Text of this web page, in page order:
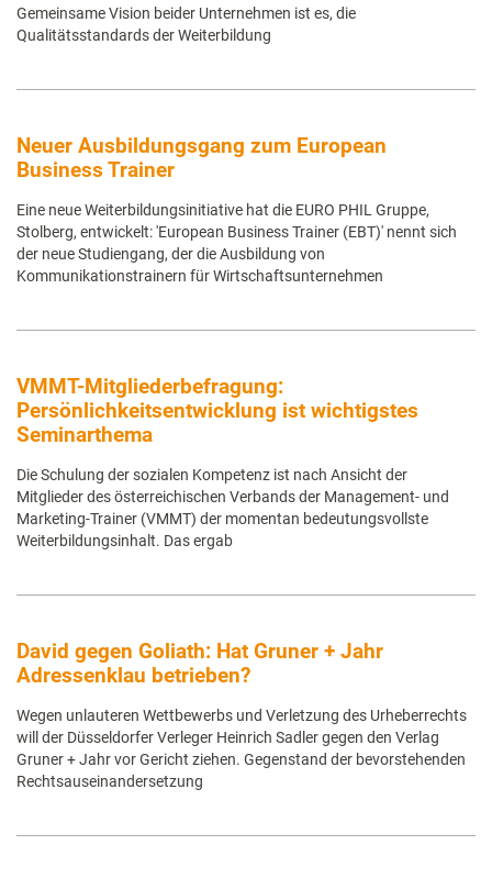
Gemeinsame Vision beider Unternehmen ist es, die
Qualitätsstandards der Weiterbildung
Neuer Ausbildungsgang zum European
Business Trainer
Eine neue Weiterbildungsinitiative hat die EURO PHIL Gruppe,
Stolberg, entwickelt: 'European Business Trainer (EBT)' nennt sich
der neue Studiengang, der die Ausbildung von
Kommunikationstrainern für Wirtschaftsunternehmen
VMMT-Mitgliederbefragung:
Persönlichkeitsentwicklung ist wichtigstes
Seminarthema
Die Schulung der sozialen Kompetenz ist nach Ansicht der
Mitglieder des österreichischen Verbands der Management- und
Marketing-Trainer (VMMT) der momentan bedeutungsvollste
Weiterbildungsinhalt. Das ergab
David gegen Goliath: Hat Gruner + Jahr
Adressenklau betrieben?
Wegen unlauteren Wettbewerbs und Verletzung des Urheberrechts
will der Düsseldorfer Verleger Heinrich Sadler gegen den Verlag
Gruner + Jahr vor Gericht ziehen. Gegenstand der bevorstehenden
Rechtsauseinandersetzung